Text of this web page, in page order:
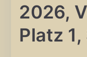
2026,
Platz 1,